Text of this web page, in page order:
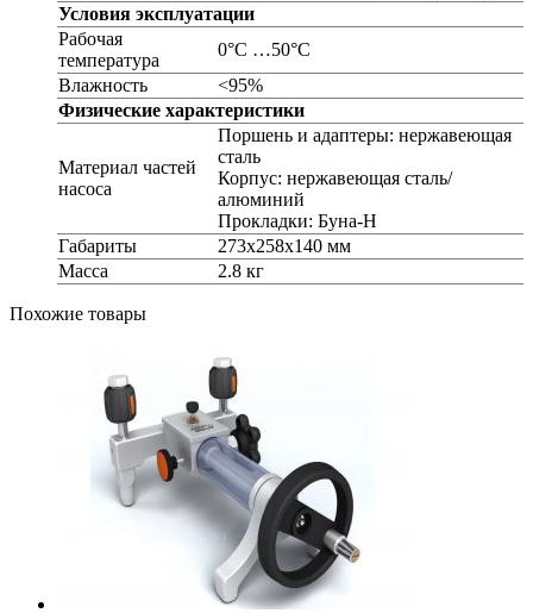
Условия эксплуатации
Рабочая
температура
0°C …50°C
Влажность
<95%
Физические характеристики
Материал частей
насоса
Поршень и адаптеры: нержавеющая
сталь
Корпус: нержавеющая сталь/
алюминий
Прокладки: Буна-Н
Габариты
273х258х140 мм
Масса
2.8 кг
Похожие товары